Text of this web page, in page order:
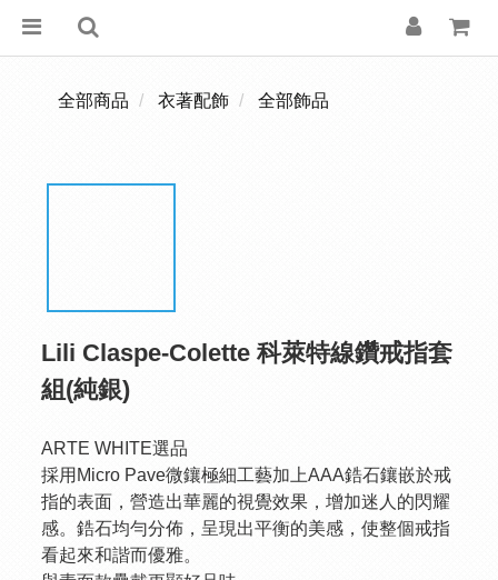
全部商品 衣著配飾 全部飾品
Lili Claspe-Colette 科萊特線鑽戒指套
組(純銀)
ARTE WHITE選品
採用Micro Pave微鑲極細工藝加上AAA鋯石鑲嵌於戒
指的表面，營造出華麗的視覺效果，增加迷人的閃耀
感。鋯石均勻分佈，呈現出平衡的美感，使整個戒指
看起來和諧而優雅。